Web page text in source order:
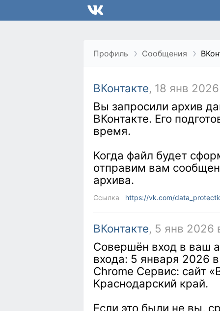
Профиль Сообщения
ВКонтакте, 18 янв
Вы запросили архив
ВКонтакте. Его
время.
Когда файл будет
отправим вам
архива.
Ссылка https://vk.com/
ВКонтакте, 5 янв 2026
Совершён вход в ваш
входа: 5 января 2026
Chrome Сервис: сайт
Краснодарский край.
Если это были не вы,